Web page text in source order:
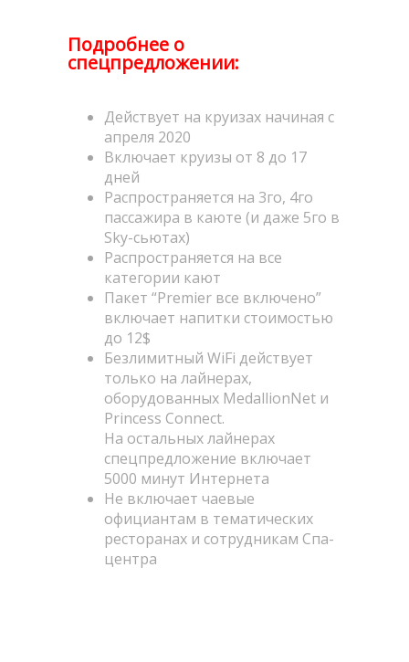
Подробнее о
спецпредложении:
Действует на круизах начиная с
апреля 2020
Включает круизы от 8 до 17
дней
Распространяется на 3го, 4го
пассажира в каюте (и даже 5го в
Sky-сьютах)
Распространяется на все
категории кают
Пакет “Premier все включено”
включает напитки стоимостью
до 12$
Безлимитный WiFi действует
только на лайнерах,
оборудованных MedallionNet и
Princess Connect.
На остальных лайнерах
спецпредложение включает
5000 минут Интернета
Не включает чаевые
официантам в тематических
ресторанах и сотрудникам Спа-
центра